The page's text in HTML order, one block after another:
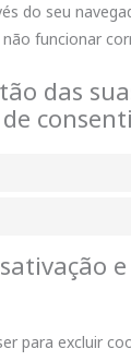
do seu
funcionar
das
para excluir